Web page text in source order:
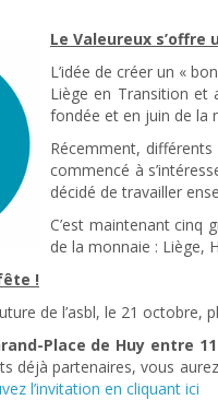
Le Valeureux s’offre
L’idée de créer un «
Liège en Transition et
fondée et en juin de la
Récemment,
commencé à
décidé de travailler
C’est maintenant cinq
de la monnaie : Liège,
!
de l’asbl, le 21 octobre,
Place de Huy entre
déjà partenaires, vous
l’invitation en cliquant ici